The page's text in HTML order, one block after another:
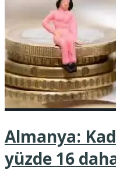
Almanya:
yüzde 16